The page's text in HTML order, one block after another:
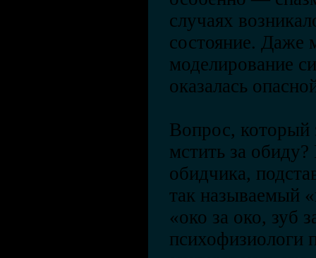
случаях
состояние. Даже
моделирование
оказалась
Вопрос, который
мстить за
обидчика,
так называемый
«око за око, зуб
психофизиологи